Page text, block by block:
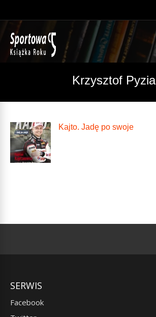
Krzysztof Pyzia
Kajto. Jadę po swoje
SERWIS
Facebook